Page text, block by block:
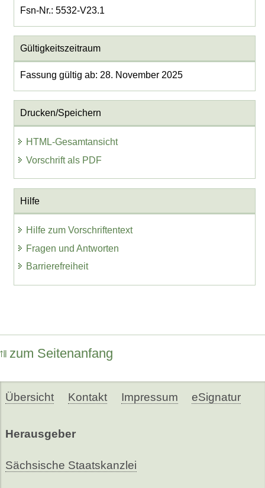
Fsn-Nr.: 5532-V23.1
Gültigkeitszeitraum
Fassung gültig ab: 28. November 2025
Drucken/Speichern
HTML-Gesamtansicht
Vorschrift als PDF
Hilfe
Hilfe zum Vorschriftentext
Fragen und Antworten
Barrierefreiheit
zum Seitenanfang
Übersicht Kontakt Impressum eSignatur
Herausgeber
Sächsische Staatskanzlei